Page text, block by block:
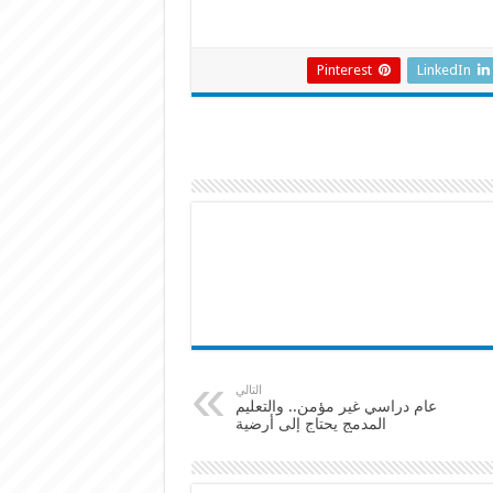
LinkedIn
Pinterest
التالي
عام دراسي غير مؤمن.. والتعليم
المدمج يحتاج إلى أرضية